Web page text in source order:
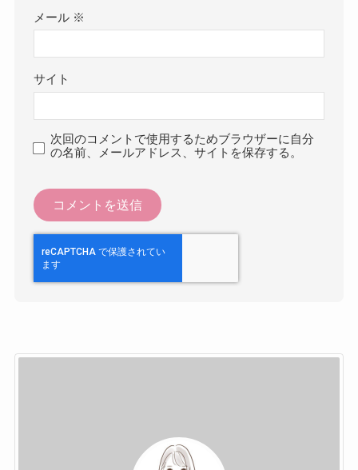
メール ※
サイト
次回のコメントで使用するためブラウザーに自分
の名前、メールアドレス、サイトを保存する。